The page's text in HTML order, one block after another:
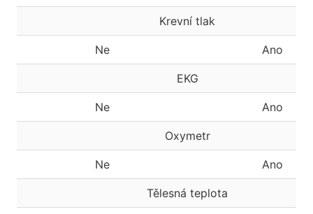
Krevní tlak
Ne Ano
EKG
Ne Ano
Oxymetr
Ne Ano
Tělesná teplota